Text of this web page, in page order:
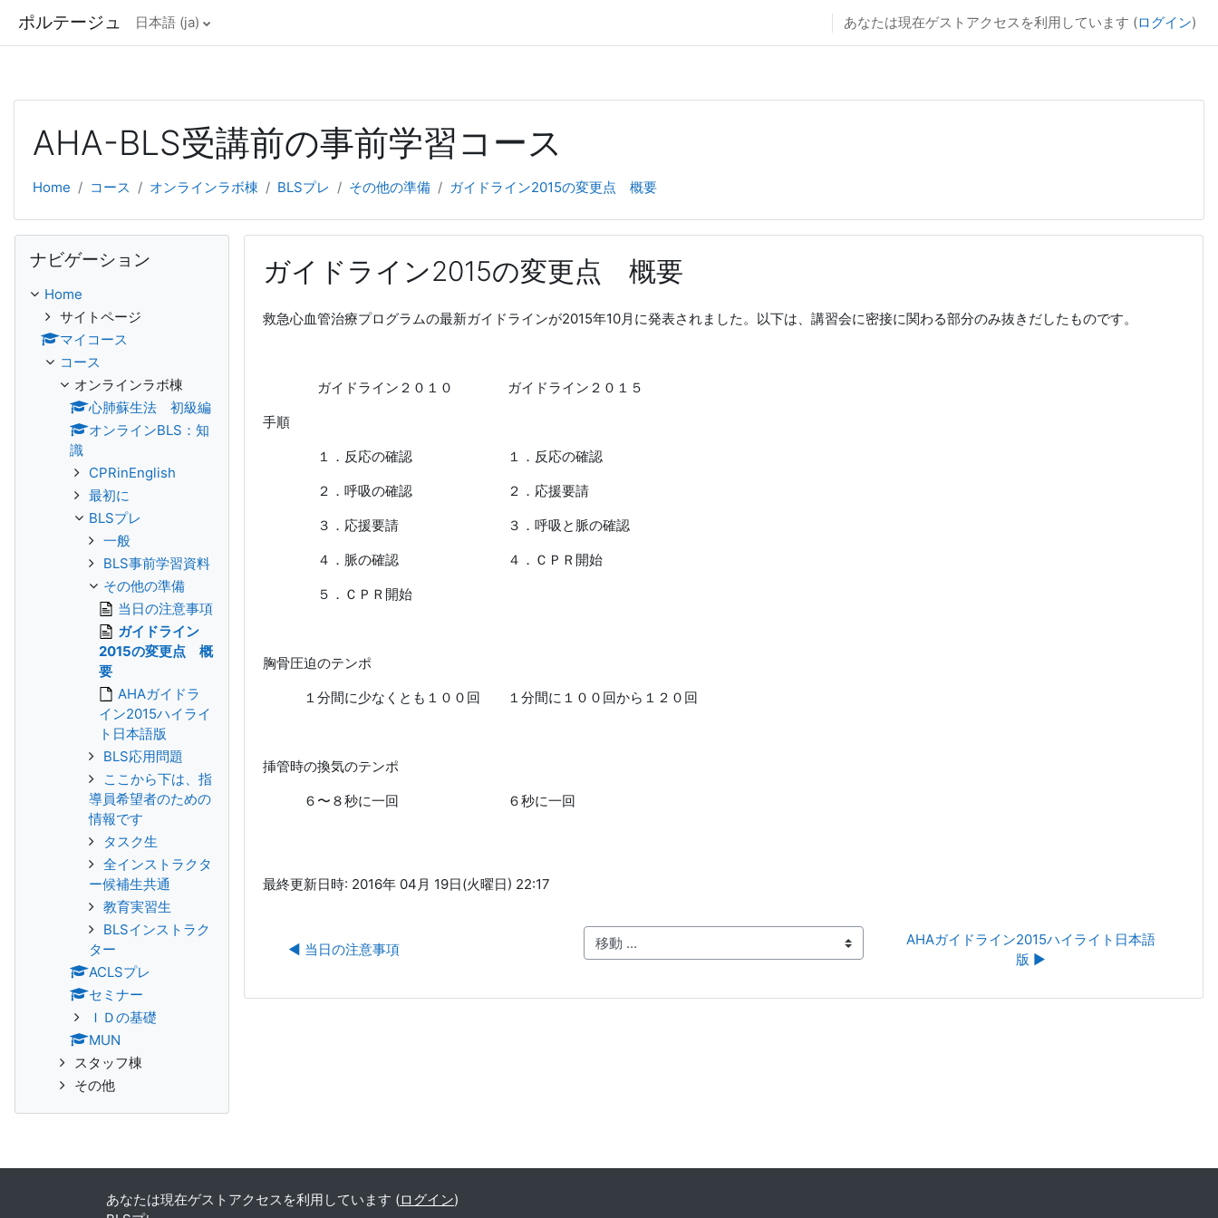
Deprecated : Creation of dynamic property cache_config::$configlockmappings is deprecated in /home/xs887375/blsjapan.info/public_html/moodle/cache/classes/config.phpon line146
メインコンテンツへスキップする
ポルテージュ 日本語 ‎(ja)‎ あなたは現在ゲストアクセスを利用しています (ログイン)
AHA-BLS受講前の事前学習コース
Home コース オンラインラボ棟 BLSプレ その他の準備 ガイドライン2015の変更点 概要
ガイドライン2015の変更点 概要
救急心血管治療プログラムの最新ガイドラインが2015年10月に発表されました。以下は、講習会に密接に関わる部分のみ抜きだしたものです。
ガイドライン２０１０ ガイドライン２０１５
手順
１．反応の確認 １．反応の確認
２．呼吸の確認 ２．応援要請
３．応援要請 ３．呼吸と脈の確認
４．脈の確認 ４．ＣＰＲ開始
５．ＣＰＲ開始
胸骨圧迫のテンポ
１分間に少なくとも１００回 １分間に１００回から１２０回
挿管時の換気のテンポ
６〜８秒に一回 ６秒に一回
最終更新日時: 2016年 04月 19日(火曜日) 22:17
◀︎ 当日の注意事項 移動 ...
AHAガイドライン2015ハイライト日本語
版 ▶︎
ナビゲーション
Home
サイトページ
マイコース
コース
オンラインラボ棟
心肺蘇生法 初級編
オンラインBLS：知
識
CPRinEnglish
最初に
BLSプレ
一般
BLS事前学習資料
その他の準備
当日の注意事項
ガイドライン
2015の変更点 概
要
AHAガイドラ
イン2015ハイライ
ト日本語版
BLS応用問題
ここから下は、指
導員希望者のための
情報です
タスク生
全インストラクタ
ー候補生共通
教育実習生
BLSインストラク
ター
ACLSプレ
セミナー
ＩＤの基礎
MUN
スタッフ棟
その他
あなたは現在ゲストアクセスを利用しています (ログイン)